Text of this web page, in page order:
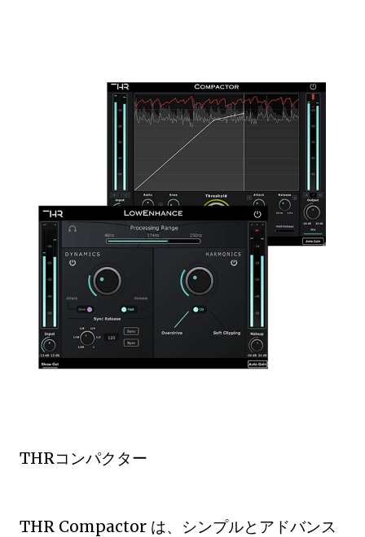
THRコンパクター
THR Compactor は、シンプルとアドバンス